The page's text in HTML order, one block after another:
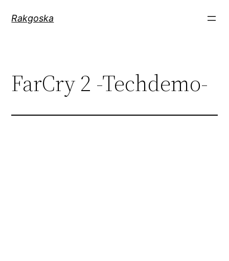
InhaltRakgoska
FarCry 2 -Techdemo-